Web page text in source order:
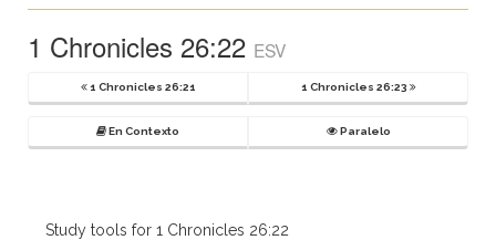
1 Chronicles 26:22 ESV
1 Chronicles 26:21 1 Chronicles 26:23
En Contexto Paralelo
Study tools for 1 Chronicles 26:22